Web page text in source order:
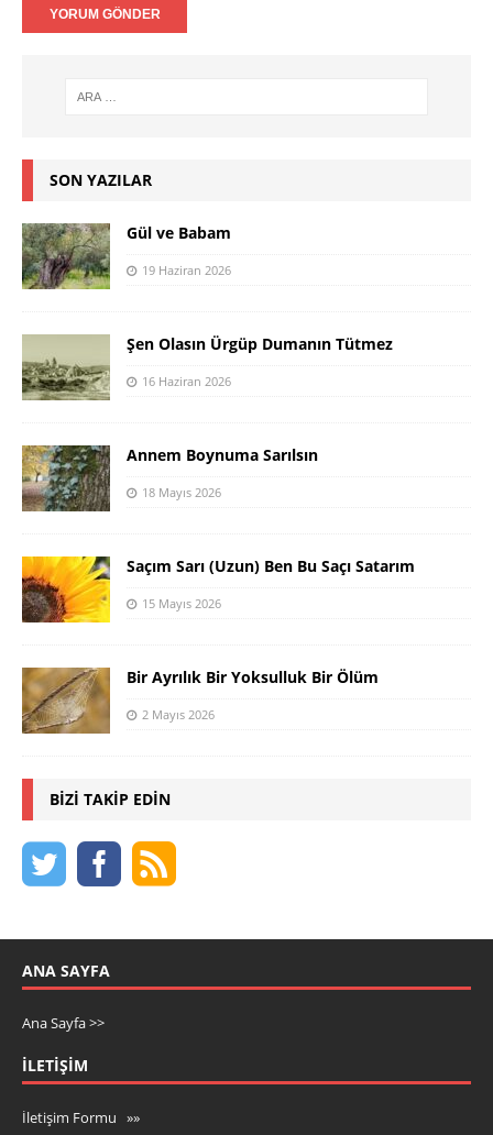
SON YAZILAR
Gül ve Babam
19 Haziran 2026
Şen Olasın Ürgüp Dumanın Tütmez
16 Haziran 2026
Annem Boynuma Sarılsın
18 Mayıs 2026
Saçım Sarı (Uzun) Ben Bu Saçı Satarım
15 Mayıs 2026
Bir Ayrılık Bir Yoksulluk Bir Ölüm
2 Mayıs 2026
BIZI TAKIP EDIN
ANA SAYFA
Ana Sayfa >>
İLETIŞIM
İletişim Formu »»